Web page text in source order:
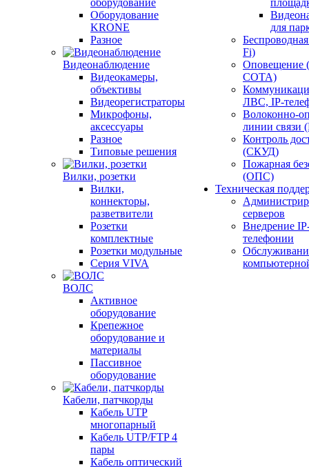
оборудование
Оборудование
KRONE
Разное
Видеонаблюдение
Видеокамеры,
объективы
Видеорегистраторы
Микрофоны,
аксессуары
Разное
Типовые решения
Вилки, розетки
Вилки,
коннекторы,
разветвители
Розетки
комплектные
Розетки модульные
Серия VIVA
ВОЛС
Активное
оборудование
Крепежное
оборудование и
материалы
Пассивное
оборудование
Кабели, патчкорды
Кабель UTP
многопарный
Кабель UTP/FTP 4
пары
Кабель оптический
для
Fi)
СОТА)
ЛВС, IP-
Волоконно-
линии
Контроль
(СКУД)
Пожарная
(ОПС)
Техническая
серверов
Внедрение
телефонии